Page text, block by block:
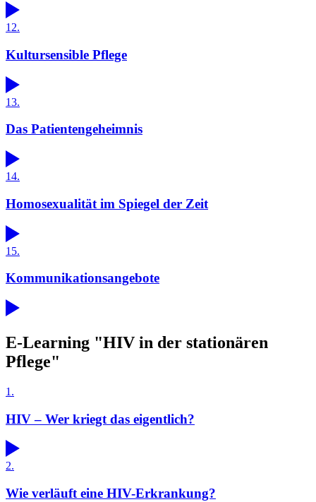
12.
Kultursensible Pflege
13.
Das Patientengeheimnis
14.
Homosexualität im Spiegel der Zeit
15.
Kommunikationsangebote
E-Learning "HIV in der stationären
Pflege"
1.
HIV – Wer kriegt das eigentlich?
2.
Wie verläuft eine HIV-Erkrankung?